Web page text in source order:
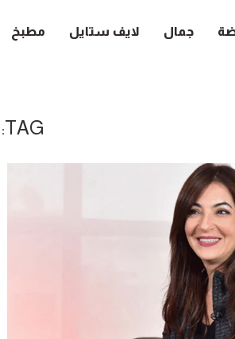
جمال لايف ستايل مطبخ
TAG: